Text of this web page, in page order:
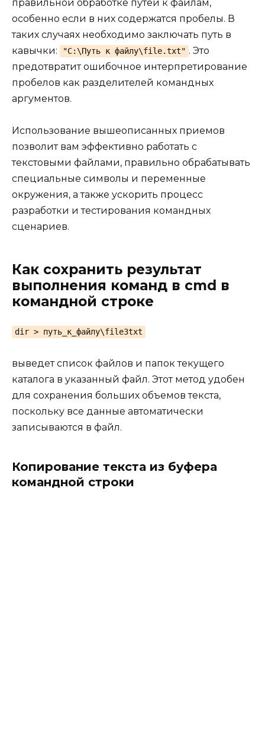
правильной обработке путей к файлам,
особенно если в них содержатся пробелы. В
таких случаях необходимо заключать путь в
кавычки:
"C:\Путь к файлу\file.txt" . Это
предотвратит ошибочное интерпретирование
пробелов как разделителей командных
аргументов.
Использование вышеописанных приемов
позволит вам эффективно работать с
текстовыми файлами, правильно обрабатывать
специальные символы и переменные
окружения, а также ускорить процесс
разработки и тестирования командных
сценариев.
Как сохранить результат
выполнения команд в cmd в
командной строке
dir > путь_к_файлу\file3txt
выведет список файлов и папок текущего
каталога в указанный файл. Этот метод удобен
для сохранения больших объемов текста,
поскольку все данные автоматически
записываются в файл.
Копирование текста из буфера
командной строки